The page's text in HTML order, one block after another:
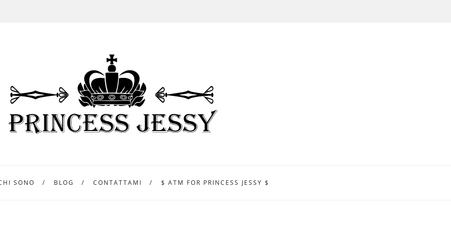
SONO BLOG CONTATTAMI $ ATM FOR PRINCESS JESSY $